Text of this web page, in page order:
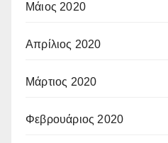
Μάιος 2020
Απρίλιος 2020
Μάρτιος 2020
Φεβρουάριος 2020